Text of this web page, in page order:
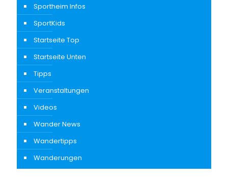
Sportheim Infos
SportKids
Startseite Top
Startseite Unten
Tipps
Veranstaltungen
Videos
Wander News
Wandertipps
Wanderungen